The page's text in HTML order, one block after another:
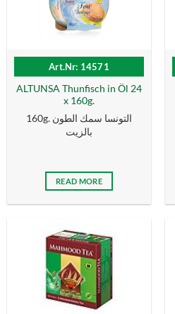
Art.Nr: 14571
ALTUNSA Thunfisch in Öl 24
x 160g.
160g. التونسا سمك الطون
بالزیت
READ MORE